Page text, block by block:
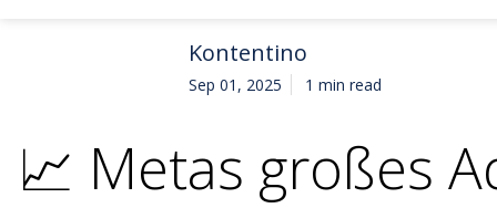
Kontentino
Sep 01, 2025 1 min read
📈 Metas großes